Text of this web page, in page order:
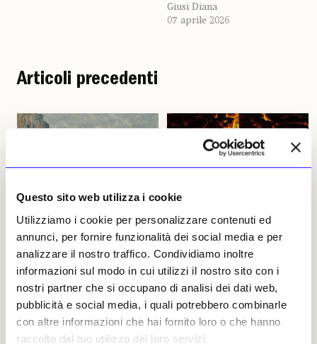
Questo sito web utilizza i cookie
Utilizziamo i cookie per personalizzare contenuti ed
annunci, per fornire funzionalità dei social media e per
analizzare il nostro traffico. Condividiamo inoltre
informazioni sul modo in cui utilizzi il nostro sito con i
nostri partner che si occupano di analisi dei dati web,
pubblicità e social media, i quali potrebbero combinarle
con altre informazioni che hai fornito loro o che hanno
raccolto dal tuo utilizzo dei loro servizi.
Giusi Diana
07 aprile 2026
Articoli precedenti
NEWS ANTICIPAZIONI
Il legame tra la Sicilia e la
Normandia nel nome di
Monet
La Fondazione Federico II
celebra il suo trentennale
portando a Palazzo Reale di
Palermo 97 opere, quasi tutte
della Collection Peindre en
NEWS AMBIENTE
Il patrimonio ferito e
perduto di Niscemi
Oggi sopralluogo
dell’assessore ai beni culturali
e all'identità siciliana
Francesco Paolo Scarpinato
insieme con la soprintendente
di Caltanissetta Daniela Vullo